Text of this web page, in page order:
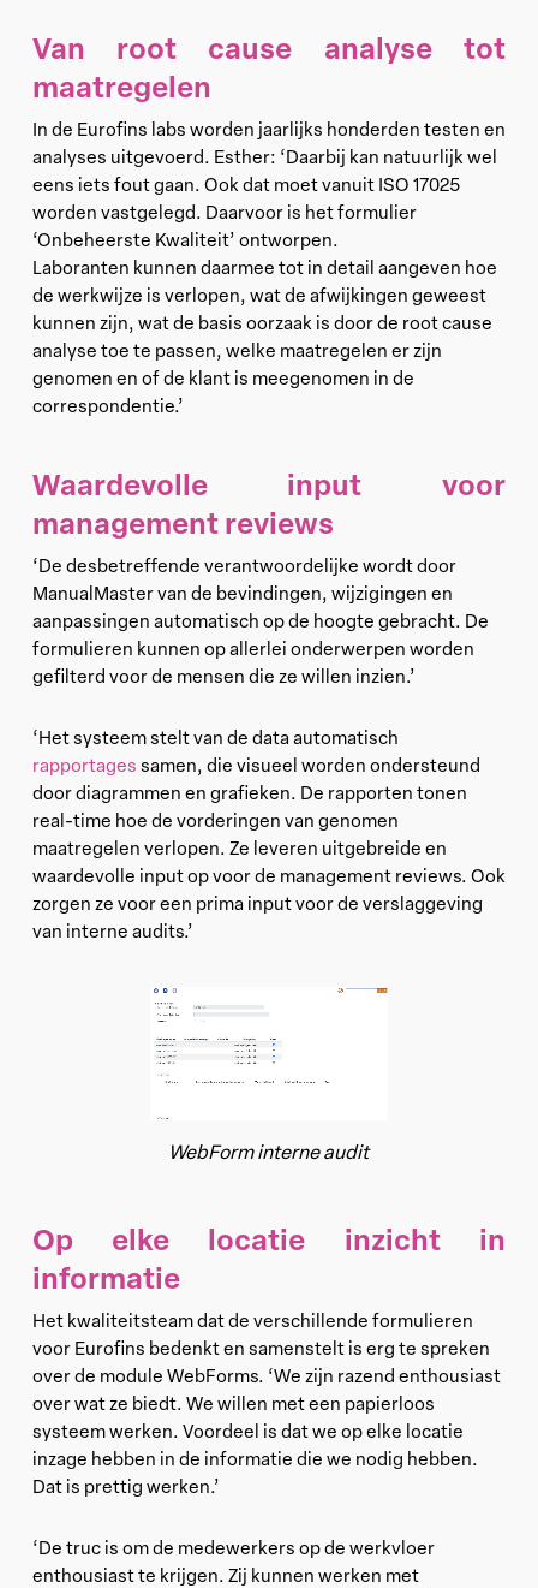
Van root cause analyse tot
maatregelen
In de Eurofins labs worden jaarlijks honderden testen en
analyses uitgevoerd. Esther: ‘Daarbij kan natuurlijk wel
eens iets fout gaan. Ook dat moet vanuit ISO 17025
worden vastgelegd. Daarvoor is het formulier
‘Onbeheerste Kwaliteit’ ontworpen.
Laboranten kunnen daarmee tot in detail aangeven hoe
de werkwijze is verlopen, wat de afwijkingen geweest
kunnen zijn, wat de basis oorzaak is door de root cause
analyse toe te passen, welke maatregelen er zijn
genomen en of de klant is meegenomen in de
correspondentie.’
Waardevolle input voor
management reviews
‘De desbetreffende verantwoordelijke wordt door
ManualMaster van de bevindingen, wijzigingen en
aanpassingen automatisch op de hoogte gebracht. De
formulieren kunnen op allerlei onderwerpen worden
gefilterd voor de mensen die ze willen inzien.’
‘Het systeem stelt van de data automatisch
rapportages samen, die visueel worden ondersteund
door diagrammen en grafieken. De rapporten tonen
real-time hoe de vorderingen van genomen
maatregelen verlopen. Ze leveren uitgebreide en
waardevolle input op voor de management reviews. Ook
zorgen ze voor een prima input voor de verslaggeving
van interne audits.’
WebForm interne audit
Op elke locatie inzicht in
informatie
Het kwaliteitsteam dat de verschillende formulieren
voor Eurofins bedenkt en samenstelt is erg te spreken
over de module WebForms. ‘We zijn razend enthousiast
over wat ze biedt. We willen met een papierloos
systeem werken. Voordeel is dat we op elke locatie
inzage hebben in de informatie die we nodig hebben.
Dat is prettig werken.’
‘De truc is om de medewerkers op de werkvloer
enthousiast te krijgen. Zij kunnen werken met